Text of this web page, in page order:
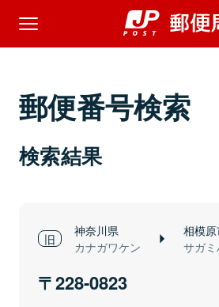
郵便番号検索
検索結果
神奈川県
カナガワケン
相模
サガ
228-0823